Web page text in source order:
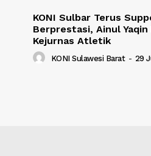
KONI Sulbar Terus
Berprestasi, Ainul Yaqin
Kejurnas Atletik
KONI Sulawesi Barat - 29